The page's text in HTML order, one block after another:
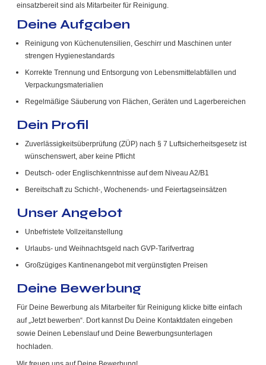
einsatzbereit sind als Mitarbeiter für Reinigung.
Deine Aufgaben
Reinigung von Küchenutensilien, Geschirr und Maschinen unter
strengen Hygienestandards
Korrekte Trennung und Entsorgung von Lebensmittelabfällen und
Verpackungsmaterialien
Regelmäßige Säuberung von Flächen, Geräten und Lagerbereichen
Dein Profil
Zuverlässigkeitsüberprüfung (ZÜP) nach § 7 Luftsicherheitsgesetz ist
wünschenswert, aber keine Pflicht
Deutsch- oder Englischkenntnisse auf dem Niveau A2/B1
Bereitschaft zu Schicht-, Wochenends- und Feiertagseinsätzen
Unser Angebot
Unbefristete Vollzeitanstellung
Urlaubs- und Weihnachtsgeld nach GVP-Tarifvertrag
Großzügiges Kantinenangebot mit vergünstigten Preisen
Deine Bewerbung
Für Deine Bewerbung als Mitarbeiter für Reinigung klicke bitte einfach
auf „Jetzt bewerben“. Dort kannst Du Deine Kontaktdaten eingeben
sowie Deinen Lebenslauf und Deine Bewerbungsunterlagen
hochladen.